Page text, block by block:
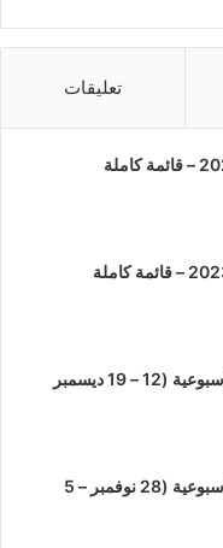
تعليقات
نشرة أخبار الأنمي الأسبوعية (12 – 19 ديسمبر
نشرة أخبار الأنمي الأسبوعية (28 نوفمبر – 5